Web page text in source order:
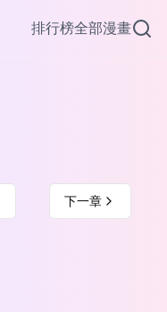
排行榜全部漫畫
下一章